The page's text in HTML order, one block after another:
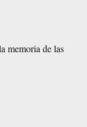
memoria de las